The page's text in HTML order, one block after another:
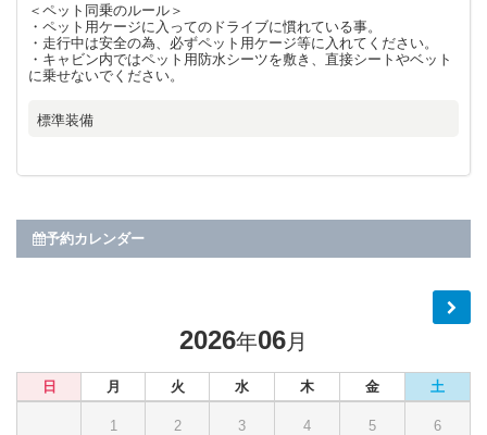
＜ペット同乗のルール＞
・ペット用ケージに入ってのドライブに慣れている事。
・走行中は安全の為、必ずペット用ケージ等に入れてください。
・キャビン内ではペット用防水シーツを敷き、直接シートやベット
に乗せないでください。
標準装備
予約カレンダー
2026年06月
日 月 火 水 木 金 土
1 2 3 4 5 6